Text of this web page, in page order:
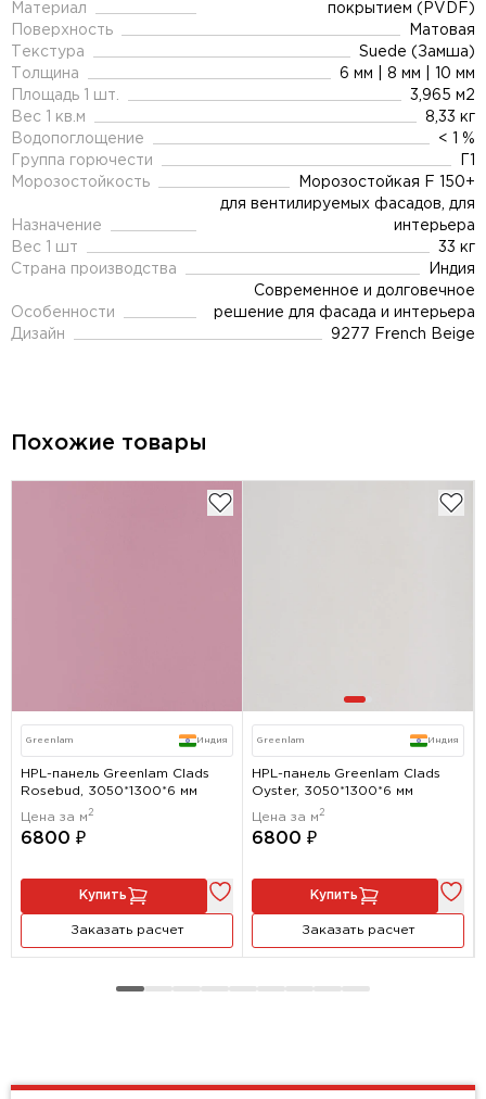
Материал
покрытием (PVDF)
Поверхность
Матовая
Текстура
Suede (Замша)
Толщина
6 мм | 8 мм | 10 мм
Площадь 1 шт.
3,965 м2
Вес 1 кв.м
8,33 кг
Водопоглощение
< 1 %
Группа горючести
Морозостойкость
Морозостойкая F 150+
Назначение
для вентилируемых фасадов, для
интерьера
Вес 1 шт
33 кг
Страна производства
Индия
Особенности
Современное и долговечное
решение для фасада и интерьера
Дизайн
9277 French Beige
Похожие товары
Greenlam Индия
HPL-панель Greenlam Clads
Rosebud, 3050*1300*6 мм
Цена за м 2
6800 ₽
Купить
Заказать расчет
Greenlam Индия
HPL-панель Greenlam Clads
Oyster, 3050*1300*6 мм
Цена за м 2
6800 ₽
Купить
Заказать расчет